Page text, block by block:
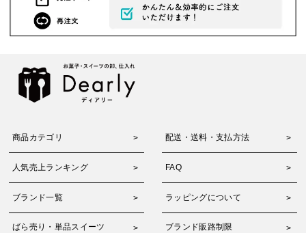
商品カテゴリ 配送・送料・支払方法
人気売上ランキング FAQ
ブランド一覧 ラッピングについて
ばら売り・単品スイーツ ブランド販路制限